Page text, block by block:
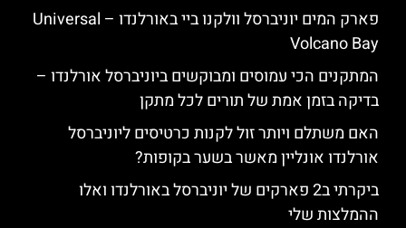
פארק המים יוניברסל וולקנו ביי באורלנדו – Universal
Volcano Bay
המתקנים הכי עמוסים ומבוקשים ביוניברסל אורלנדו –
בדיקה בזמן אמת של תורים לכל מתקן
האם משתלם ויותר זול לקנות כרטיסים ליוניברסל
אורלנדו אונליין מאשר בשער בקופות?
ביקרתי ב2 פארקים של יוניברסל באורלנדו ואלו
ההמלצות שלי